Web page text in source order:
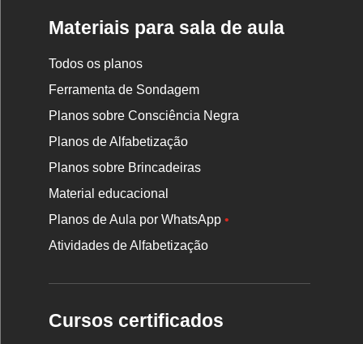
Materiais para sala de aula
Todos os planos
Ferramenta de Sondagem
Planos sobre Consciência Negra
Planos de Alfabetização
Planos sobre Brincadeiras
Material educacional
Planos de Aula por WhatsApp•
Atividades de Alfabetização
Cursos certificados